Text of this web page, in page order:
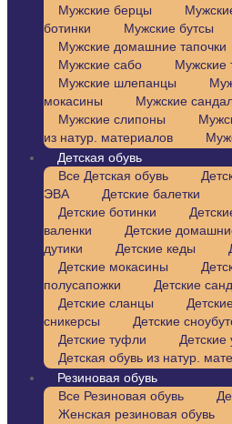
Мужские берцы
ботинки
Мужские бутсы
Мужские домашние тапочки
Мужские сабо
Мужские
Мужские шлепанцы
мокасины
Мужские
Мужские слипоны
из натур. материалов
Детская обувь
Все Детская обувь
ЭВА
Детские балетки
Детские ботинки
валенки
Детские
дутики
Детские кеды
Детские мокасины
полусапожки
Детские
Детские сланцы
сникерсы
Детские
Детские туфли
Детские
Детская обувь из натур.
Резиновая обувь
Все Резиновая обувь
Женская резиновая обувь